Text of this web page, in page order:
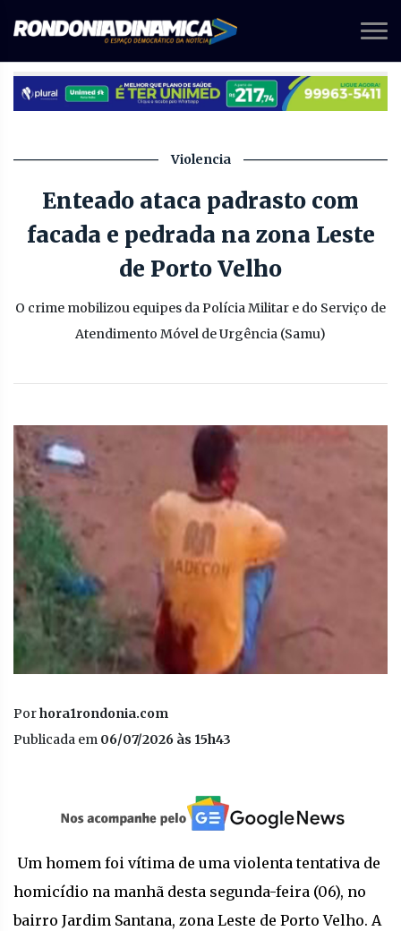
Violencia
Enteado ataca padrasto com
facada e pedrada na zona Leste
de Porto Velho
O crime mobilizou equipes da Polícia Militar e do Serviço de
Atendimento Móvel de Urgência (Samu)
Porhora1rondonia.com
Publicada em 06/07/2026 às 15h43
Um homem foi vítima de uma violenta tentativa de
homicídio na manhã desta segunda-feira (06), no
bairro Jardim Santana, zona Leste de Porto Velho. A